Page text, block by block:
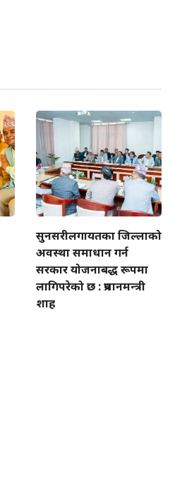
सुनसरीलगायतका जिल्लाको
अवस्था समाधान गर्न
सरकार योजनाबद्ध रूपमा
लागिपरेको छ : प्रधानमन्त्री
शाह